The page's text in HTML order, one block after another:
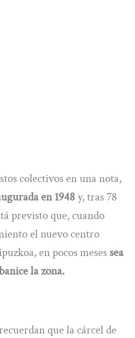
colectivos en una nota,
en 1948y, tras 78
previsto que, cuando
el nuevo centro
en pocos meses sea
la zona.
que la cárcel de